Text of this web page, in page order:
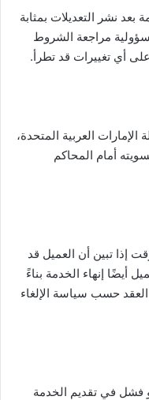
بعد نشر التعديلات بمثابة
مراجعة الشروط
أي تغييرات قد تطرأ.
العربية المتحدة،
أمام المحاكم
إذا تبين أن العميل قد
أيضًا إنهاء الخدمة بناءً
حسب سياسة الإلغاء
فشل في تقديم الخدمة